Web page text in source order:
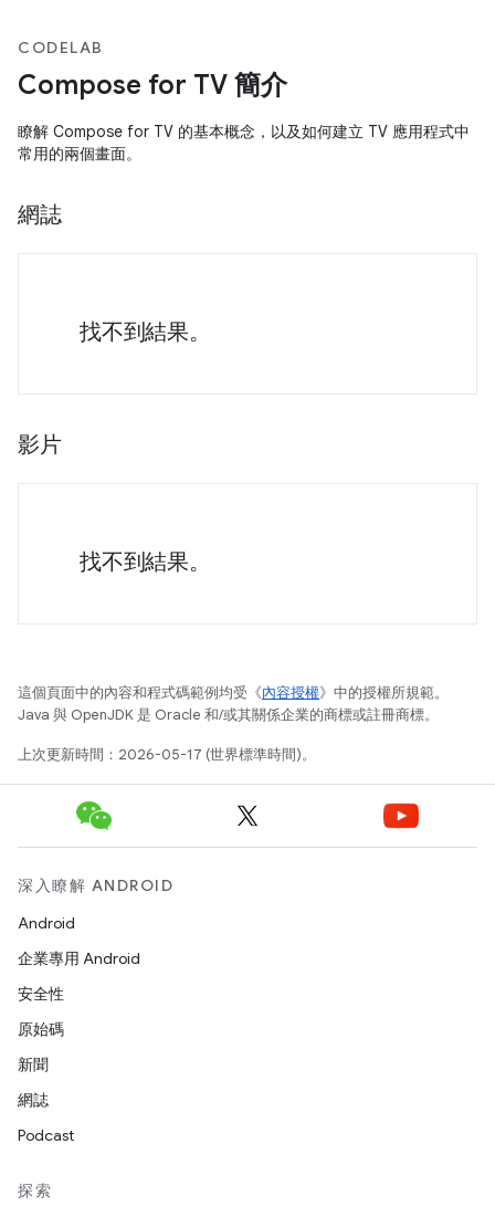
CODELAB
Compose for TV 簡介
瞭解 Compose for TV 的基本概念，以及如何建立 TV 應用程式中
常用的兩個畫面。
網誌
找不到結果。
影片
找不到結果。
這個頁面中的內容和程式碼範例均受《內容授權》中的授權所規範。
Java 與 OpenJDK 是 Oracle 和/或其關係企業的商標或註冊商標。
上次更新時間：2026-05-17 (世界標準時間)。
深入瞭解 ANDROID
Android
企業專用 Android
安全性
原始碼
新聞
網誌
Podcast
探索